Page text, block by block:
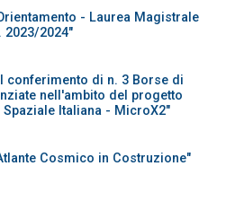
- Laurea Magistrale
2023/2024"
conferimento di n. 3 Borse di
nell'ambito del progetto
Italiana - MicroX2"
Cosmico in Costruzione"